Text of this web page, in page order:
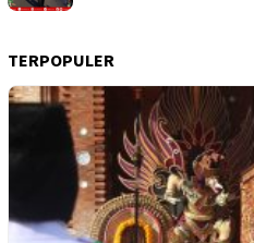
TERPOPULER